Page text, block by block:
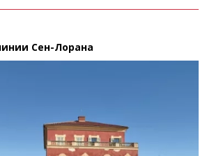
Сен-Лорана